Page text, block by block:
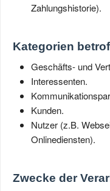
Zahlungshistorie).
Kategorien
Geschäfts- und
Interessenten.
Kunden.
Nutzer (z.B.
Onlinediensten).
Zwecke der